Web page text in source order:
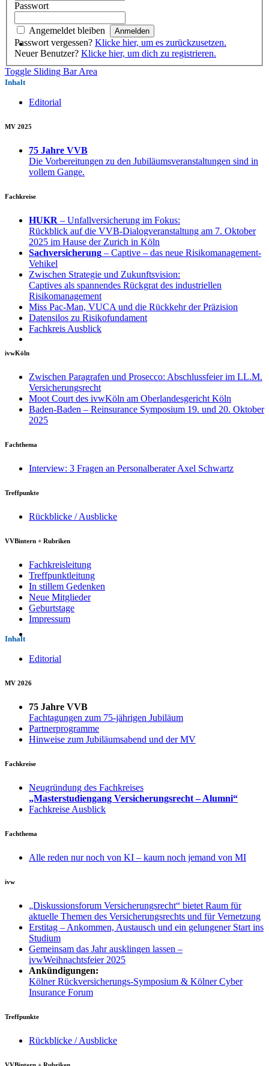
Passwort
Angemeldet bleiben
Passwort vergessen? Klicke hier, um es zurückzusetzen.
Neuer Benutzer? Klicke hier, um dich zu registrieren.
Toggle Sliding Bar Area
Inhalt
Editorial
MV 2025
75 Jahre VVB
Die Vorbereitungen zu den Jubiläumsveranstaltungen sind in
vollem Gange.
Fachkreise
HUKR – Unfallversicherung im Fokus:
Rückblick auf die VVB-Dialogveranstaltung am 7. Oktober
2025 im Hause der Zurich in Köln
Sachversicherung – Captive – das neue Risikomanagement-
Vehikel
Zwischen Strategie und Zukunftsvision:
Captives als spannendes Rückgrat des industriellen
Risikomanagement
Miss Pac-Man, VUCA und die Rückkehr der Präzision
Datensilos zu Risikofundament
Fachkreis Ausblick
ivwKöln
Zwischen Paragrafen und Prosecco: Abschlussfeier im LL.M.
Versicherungsrecht
Moot Court des ivwKöln am Oberlandesgericht Köln
Baden-Baden – Reinsurance Symposium 19. und 20. Oktober
2025
Fachthema
Interview: 3 Fragen an Personalberater Axel Schwartz
Treffpunkte
Rückblicke / Ausblicke
VVBintern + Rubriken
Fachkreisleitung
Treffpunktleitung
In stillem Gedenken
Neue Mitglieder
Geburtstage
Impressum
Inhalt
Editorial
MV 2026
75 Jahre VVB
Fachtagungen zum 75-jährigen Jubiläum
Partnerprogramme
Hinweise zum Jubiläumsabend und der MV
Fachkreise
Neugründung des Fachkreises
„Masterstudiengang Versicherungsrecht – Alumni“
Fachkreise Ausblick
Fachthema
Alle reden nur noch von KI – kaum noch jemand von MI
ivw
„Diskussionsforum Versicherungsrecht“ bietet Raum für
aktuelle Themen des Versicherungsrechts und für Vernetzung
Erstitag – Ankommen, Austausch und ein gelungener Start ins
Studium
Gemeinsam das Jahr ausklingen lassen –
ivwWeihnachtsfeier 2025
Ankündigungen:
Kölner Rückversicherungs-Symposium & Kölner Cyber
Insurance Forum
Treffpunkte
Rückblicke / Ausblicke